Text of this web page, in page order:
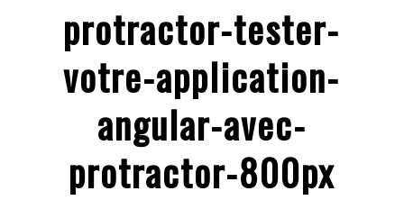
protractor-tester-
votre-application-
angular-avec-
protractor-800px